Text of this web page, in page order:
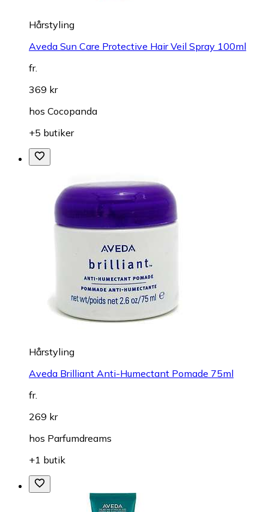
Hårstyling
Aveda Sun Care Protective Hair Veil Spray 100ml
fr.
369 kr
hos Cocopanda
+5 butiker
Hårstyling
Aveda Brilliant Anti-Humectant Pomade 75ml
fr.
269 kr
hos Parfumdreams
+1 butik